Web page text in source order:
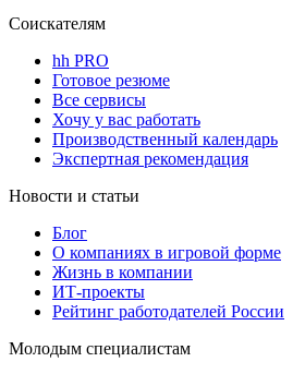
Соискателям
hh PRO
Готовое резюме
Все сервисы
Хочу у вас работать
Производственный календарь
Экспертная рекомендация
Новости и статьи
Блог
О компаниях в игровой форме
Жизнь в компании
ИТ-проекты
Рейтинг работодателей России
Молодым специалистам